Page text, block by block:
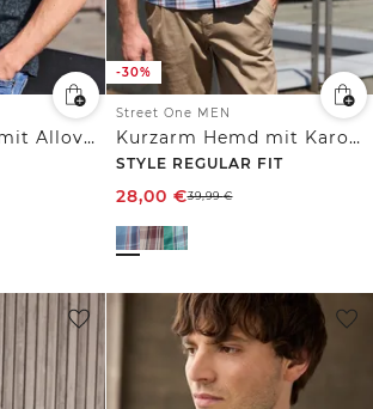
Kurzarm Hemd mit Allover-Print
-30%
Street One MEN
Kurzarm Hemd mit Karomuster
STYLE REGULAR FIT
28,00 €39,99€